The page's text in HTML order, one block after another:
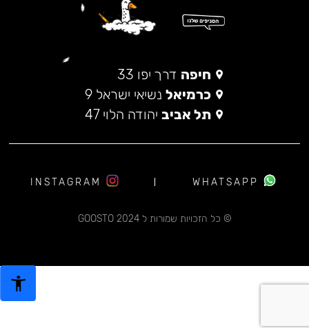
חיפה דרך יפו 33
כרמיאל נשיאי ישראל 9
תל אביב יהודה הלוי 47
© כל הזכויות שמורות ל 2024 GOOSTO
WHATSAPP
INSTAGRAM